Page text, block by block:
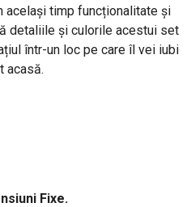
timp funcționalitate și
detaliile și culorile acestui set
într-un loc pe care îl vei iubi
acasă.
Fixe.